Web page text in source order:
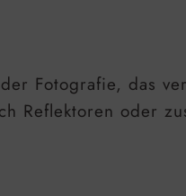
Fotografie, das
Reflektoren oder